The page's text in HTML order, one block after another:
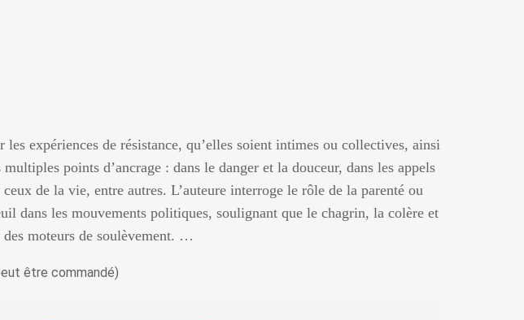
les expériences de résistance, qu’elles soient intimes ou collectives, ainsi
multiples points d’ancrage : dans le danger et la douceur, dans les appels
de la vie, entre autres. L’auteure interroge le rôle de la parenté ou
dans les mouvements politiques, soulignant que le chagrin, la colère et
des moteurs de soulèvement. …
être commandé)